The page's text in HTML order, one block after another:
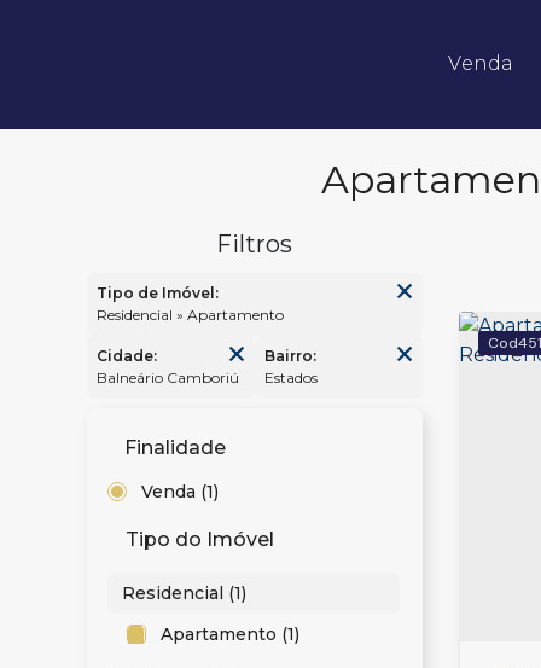
Venda
Tipo de Imóvel:
Residencial » Apartamento
Cidade:
Balneário Camboriú
Bairro:
Estados
Finalidade
Venda (1)
Tipo do Imóvel
Residencial (1)
Apartamento (1)